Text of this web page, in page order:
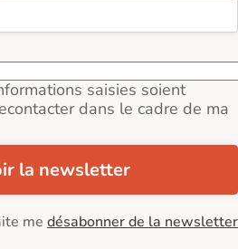
saisies soient
dans le cadre de ma
la newsletter
me désabonner de la newsletter